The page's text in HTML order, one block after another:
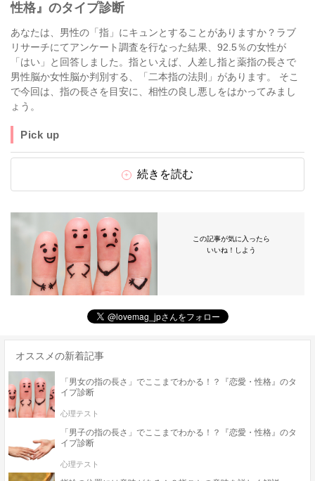
性格』のタイプ診断
あなたは、男性の「指」にキュンとすることがありますか？ラブ
リサーチにてアンケート調査を行なった結果、92.5％の女性が
「はい」と回答しました。指といえば、人差し指と薬指の長さで
男性脳か女性脳か判別する、「二本指の法則」があります。 そこ
で今回は、指の長さを目安に、相性の良し悪しをはかってみまし
ょう。
Pick up
続きを読む
この記事が気に入ったら
いいね！しよう
オススメの新着記事
「男女の指の長さ」でここまでわかる！？『恋愛・性格』のタ
イプ診断
心理テスト
「男子の指の長さ」でここまでわかる！？『恋愛・性格』のタ
イプ診断
心理テスト